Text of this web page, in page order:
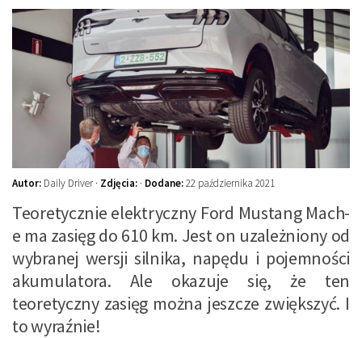
Kalkulatory
Przelicznik mocy
Auto z niemiec
Galerie
Autor: Daily Driver · Zdjęcia: · Dodane:22 października 2021
Teoretycznie elektryczny Ford Mustang Mach-
e ma zasięg do 610 km. Jest on uzależniony od
wybranej wersji silnika, napędu i pojemności
akumulatora. Ale okazuje się, że ten
teoretyczny zasięg można jeszcze zwiększyć. I
to wyraźnie!